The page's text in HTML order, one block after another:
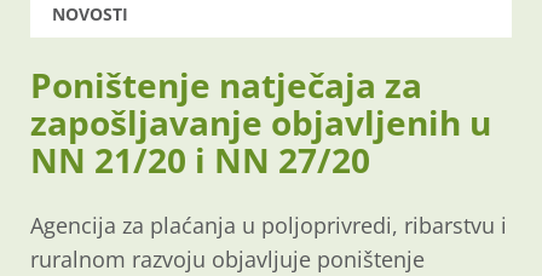
NOVOSTI
Poništenje natječaja za
zapošljavanje objavljenih u
NN 21/20 i NN 27/20
Agencija za plaćanja u poljoprivredi, ribarstvu i
ruralnom razvoju objavljuje poništenje